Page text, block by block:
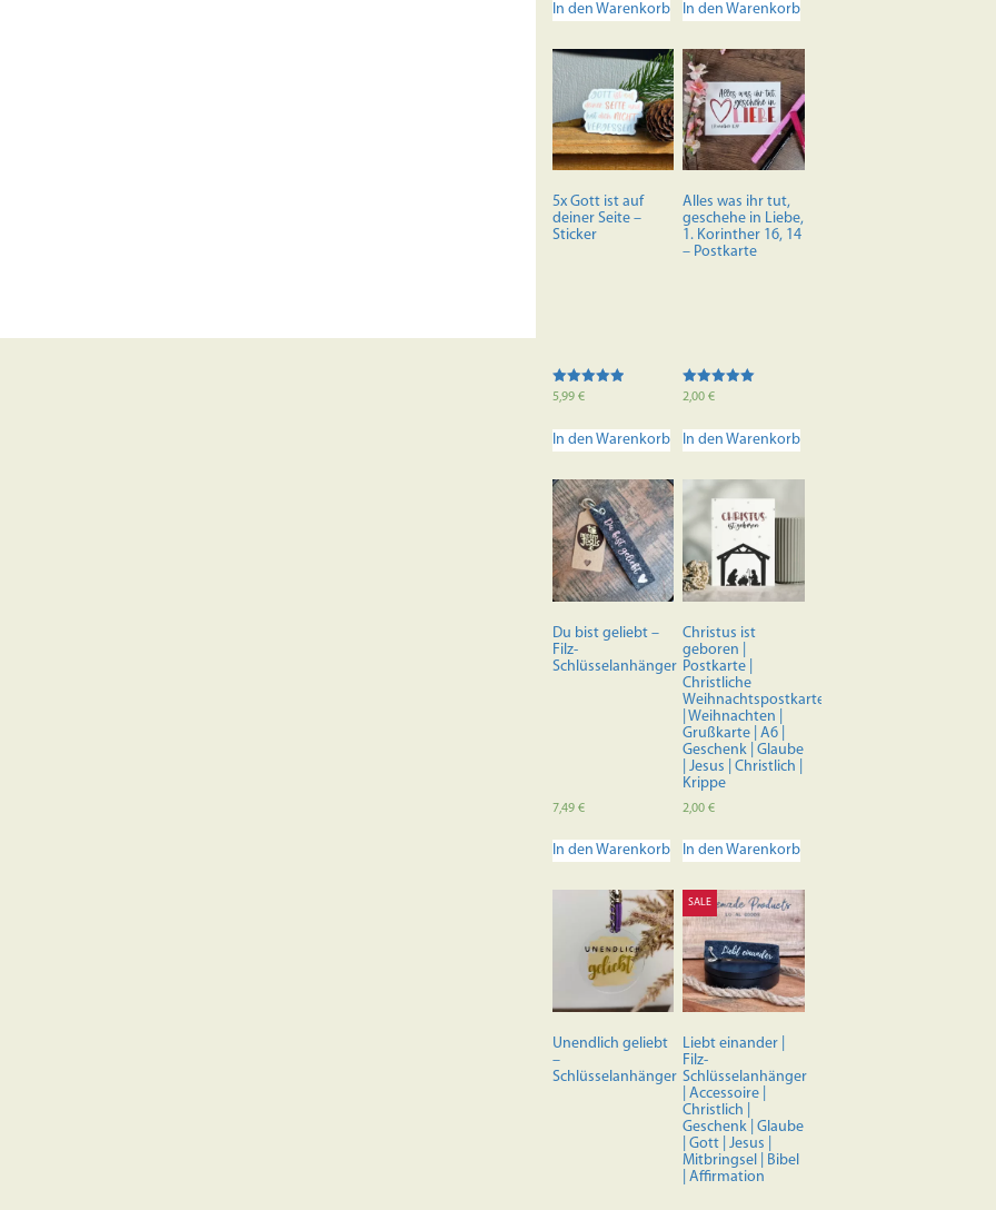
In den Warenkorb In den Warenkorb
5x Gott ist auf
deiner Seite –
Sticker
Bewertet mit
5,99 €
In den Warenkorb
Alles was ihr tut,
geschehe in Liebe,
1. Korinther 16, 14
– Postkarte
Bewertet mit
2,00€
In den Warenkorb
Du bist geliebt –
Filz-
Schlüsselanhänger
7,49 €
In den Warenkorb
Christus ist
geboren |
Postkarte |
Christliche
Weihnachtspostkarte
| Weihnachten |
Grußkarte | A6 |
Geschenk | Glaube
| Jesus | Christlich |
Krippe
2,00€
In den Warenkorb
Unendlich geliebt
–
Schlüsselanhänger
SALE
Liebt einander |
Filz-
Schlüsselanhänger
| Accessoire |
Christlich |
Geschenk | Glaube
| Gott | Jesus |
Mitbringsel | Bibel
| Affirmation